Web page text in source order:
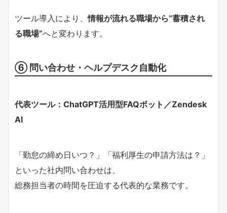
ツール導入により、情報が流れる職場から“蓄積され
る職場”へと変わります。
⑥ 問い合わせ・ヘルプデスク自動化
代表ツール：ChatGPT活用型FAQボット／Zendesk
AI
「勤怠の締め日いつ？」「福利厚生の申請方法は？」
といった社内問い合わせは、
総務担当者の時間を圧迫する代表的な業務です。